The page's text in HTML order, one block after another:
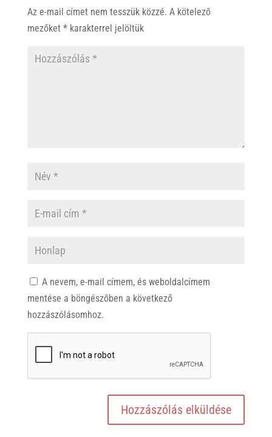
p
k
Az e-mail címet nem tesszük közzé. A kötelező
mezőket *karakterrel jelöltük
A nevem, e-mail címem, és weboldalcímem
mentése a böngészőben a következő
hozzászólásomhoz.